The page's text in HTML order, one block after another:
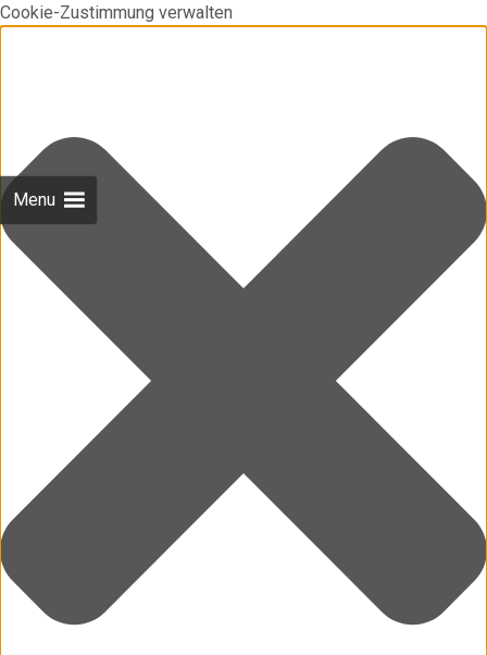
Cookie-Zustimmung verwalten
Menu